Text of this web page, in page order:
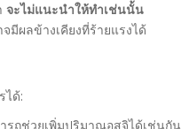
จะไม่แนะนำให้ทำเช่นนั้น
มีผลข้างเคียงที่ร้ายแรงได้
ได้:
รถช่วยเพิ่มปริมาณอสุจิได้เช่นกัน